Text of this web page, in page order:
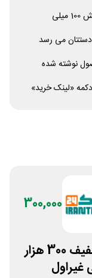
می رسد
نوشته شده
«لینک خرید»
300,000
کد تخفیف 300 هزار
غیراول